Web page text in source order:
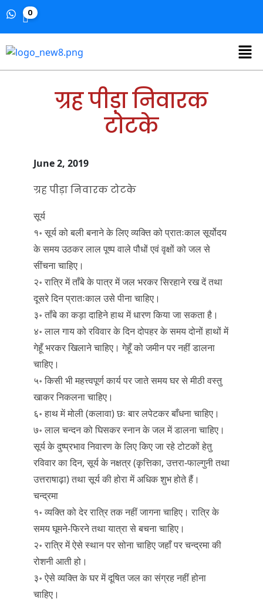
0
ग्रह पीड़ा निवारक
टोटके
June 2, 2019
ग्रह पीड़ा निवारक टोटके
सूर्य
१॰ सूर्य को बली बनाने के लिए व्यक्ति को प्रातःकाल सूर्योदय
के समय उठकर लाल पूष्प वाले पौधों एवं वृक्षों को जल से
सींचना चाहिए।
२॰ रात्रि में ताँबे के पात्र में जल भरकर सिरहाने रख दें तथा
दूसरे दिन प्रातःकाल उसे पीना चाहिए।
३॰ ताँबे का कड़ा दाहिने हाथ में धारण किया जा सकता है।
४॰ लाल गाय को रविवार के दिन दोपहर के समय दोनों हाथों में
गेहूँ भरकर खिलाने चाहिए। गेहूँ को जमीन पर नहीं डालना
चाहिए।
५॰ किसी भी महत्त्वपूर्ण कार्य पर जाते समय घर से मीठी वस्तु
खाकर निकलना चाहिए।
६॰ हाथ में मोली (कलावा) छः बार लपेटकर बाँधना चाहिए।
७॰ लाल चन्दन को घिसकर स्नान के जल में डालना चाहिए।
सूर्य के दुष्प्रभाव निवारण के लिए किए जा रहे टोटकों हेतु
रविवार का दिन, सूर्य के नक्षत्र (कृत्तिका, उत्तरा-फाल्गुनी तथा
उत्तराषाढ़ा) तथा सूर्य की होरा में अधिक शुभ होते हैं।
चन्द्रमा
१॰ व्यक्ति को देर रात्रि तक नहीं जागना चाहिए। रात्रि के
समय घूमने-फिरने तथा यात्रा से बचना चाहिए।
२॰ रात्रि में ऐसे स्थान पर सोना चाहिए जहाँ पर चन्द्रमा की
रोशनी आती हो।
३॰ ऐसे व्यक्ति के घर में दूषित जल का संग्रह नहीं होना
चाहिए।